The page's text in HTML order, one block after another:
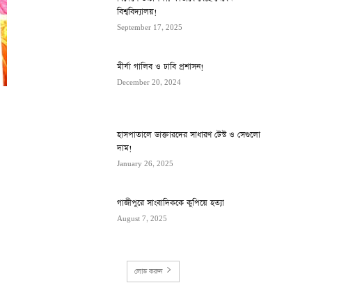
বিশ্ববিদ্যালয়!
September 17, 2025
মীর্যা গালিব ও ঢাবি প্রশাসন!
December 20, 2024
হাসপাতালে ডাক্তারদের সাধারণ টেস্ট ও সেগুলো
দাম!
January 26, 2025
গাজীপুরে সাংবাদিককে কুপিয়ে হত্যা
August 7, 2025
লোড করুন